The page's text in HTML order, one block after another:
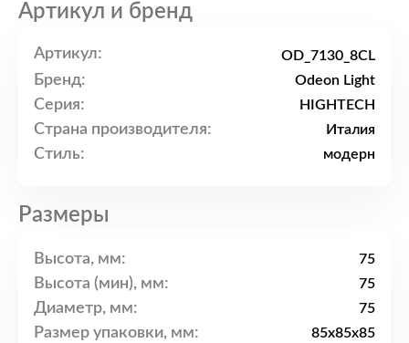
Артикул и бренд
Артикул: OD_7130_8CL
Бренд: Odeon Light
Серия: HIGHTECH
Страна производителя: Италия
Стиль: модерн
Размеры
Высота, мм: 75
Высота (мин), мм: 75
Диаметр, мм: 75
Размер упаковки, мм: 85x85x85